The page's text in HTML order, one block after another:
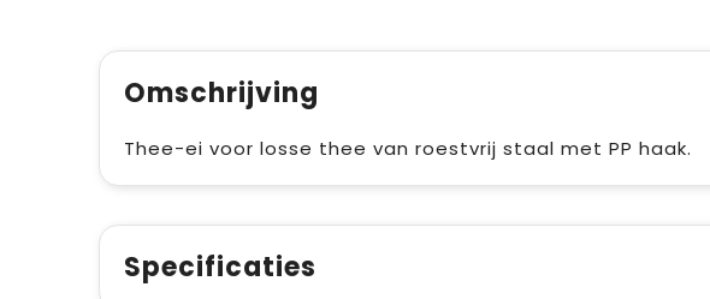
Omschrijving
Thee-ei voor losse thee van roestvrij staal met PP haak.
Specificaties